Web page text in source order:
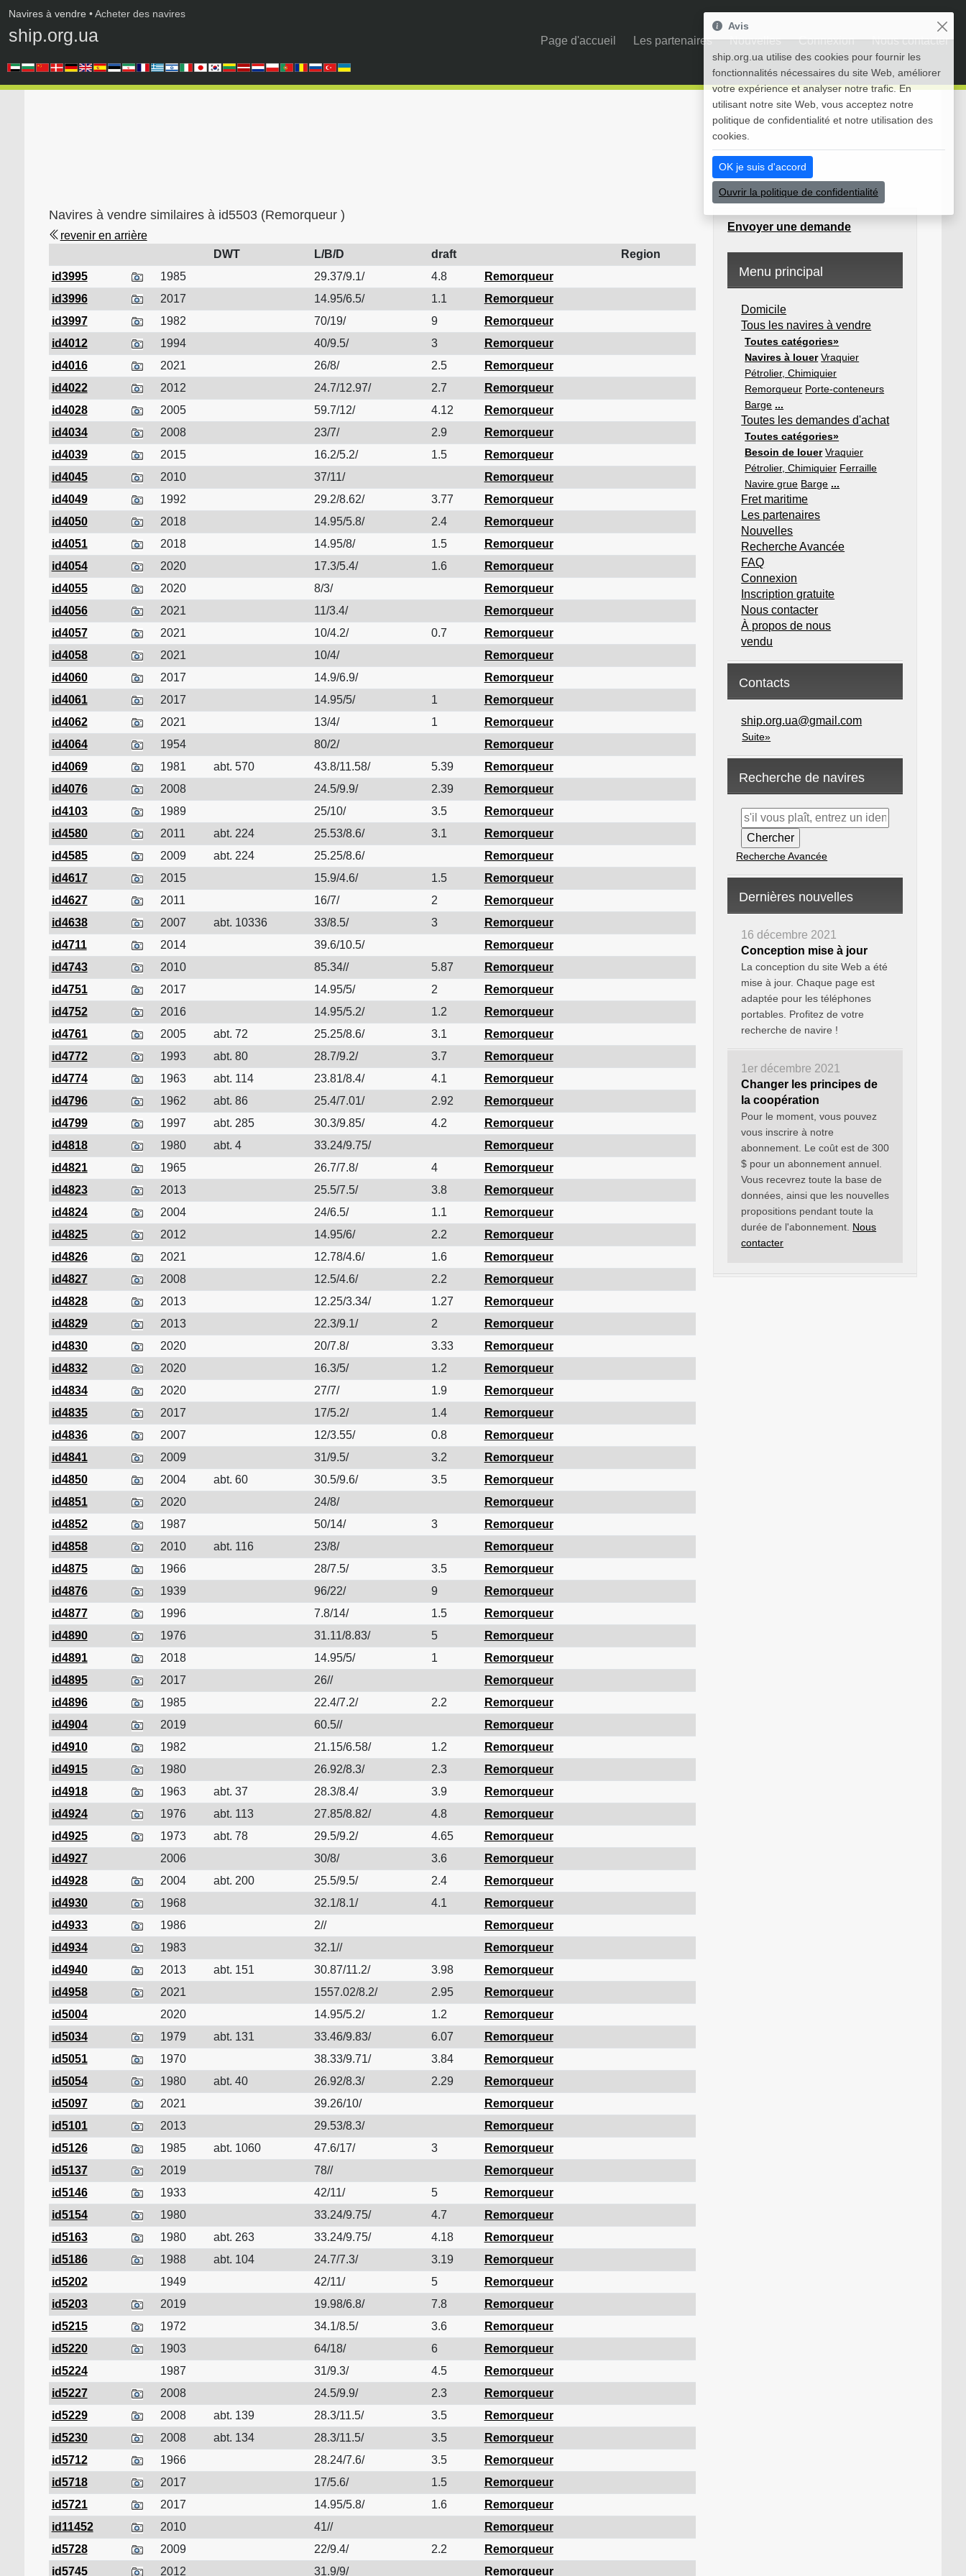
Navires à vendre • Acheter des navires
ship.org.ua Page d'accueil Les partenaires Nouvelles Connexion Nous contacter
Navires à vendre similaires à id5503 (Remorqueur )
revenir en arrière
DWT
L/B/D draft
Region
id3995
1985 29.37/9.1/ 4.8
Remorqueur
id3996
2017 14.95/6.5/ 1.1
Remorqueur
id3997
1982 70/19/ 9
Remorqueur
id4012
1994 40/9.5/ 3
Remorqueur
id4016
2021 26/8/ 2.5
Remorqueur
id4022
2012 24.7/12.97/ 2.7
Remorqueur
id4028
2005 59.7/12/ 4.12
Remorqueur
id4034
2008 23/7/ 2.9
Remorqueur
id4039
2015 16.2/5.2/ 1.5
Remorqueur
id4045
2010 37/11/
Remorqueur
id4049
1992 29.2/8.62/ 3.77
Remorqueur
id4050
2018 14.95/5.8/ 2.4
Remorqueur
id4051
2018 14.95/8/ 1.5
Remorqueur
id4054
2020 17.3/5.4/ 1.6
Remorqueur
id4055
2020 8/3/
Remorqueur
id4056
2021 11/3.4/
Remorqueur
id4057
2021 10/4.2/ 0.7
Remorqueur
id4058
2021 10/4/
Remorqueur
id4060
2017 14.9/6.9/
Remorqueur
id4061
2017 14.95/5/ 1
Remorqueur
id4062
2021 13/4/ 1
Remorqueur
id4064
1954 80/2/
Remorqueur
id4069
1981 abt. 570 43.8/11.58/ 5.39
Remorqueur
id4076
2008 24.5/9.9/ 2.39
Remorqueur
id4103
1989 25/10/ 3.5
Remorqueur
id4580
2011 abt. 224 25.53/8.6/ 3.1
Remorqueur
id4585
2009 abt. 224 25.25/8.6/
Remorqueur
id4617
2015 15.9/4.6/ 1.5
Remorqueur
id4627
2011 16/7/ 2
Remorqueur
id4638
2007 abt. 10336 33/8.5/ 3
Remorqueur
id4711
2014 39.6/10.5/
Remorqueur
id4743
2010 85.34// 5.87
Remorqueur
id4751
2017 14.95/5/ 2
Remorqueur
id4752
2016 14.95/5.2/ 1.2
Remorqueur
id4761
2005 abt. 72 25.25/8.6/ 3.1
Remorqueur
id4772
1993 abt. 80 28.7/9.2/ 3.7
Remorqueur
id4774
1963 abt. 114 23.81/8.4/ 4.1
Remorqueur
id4796
1962 abt. 86 25.4/7.01/ 2.92
Remorqueur
id4799
1997 abt. 285 30.3/9.85/ 4.2
Remorqueur
id4818
1980 abt. 4 33.24/9.75/
Remorqueur
id4821
1965 26.7/7.8/ 4
Remorqueur
id4823
2013 25.5/7.5/ 3.8
Remorqueur
id4824
2004 24/6.5/ 1.1
Remorqueur
id4825
2012 14.95/6/ 2.2
Remorqueur
id4826
2021 12.78/4.6/ 1.6
Remorqueur
id4827
2008 12.5/4.6/ 2.2
Remorqueur
id4828
2013 12.25/3.34/ 1.27
Remorqueur
id4829
2013 22.3/9.1/ 2
Remorqueur
id4830
2020 20/7.8/ 3.33
Remorqueur
id4832
2020 16.3/5/ 1.2
Remorqueur
id4834
2020 27/7/ 1.9
Remorqueur
id4835
2017 17/5.2/ 1.4
Remorqueur
id4836
2007 12/3.55/ 0.8
Remorqueur
id4841
2009 31/9.5/ 3.2
Remorqueur
id4850
2004 abt. 60 30.5/9.6/ 3.5
Remorqueur
id4851
2020 24/8/
Remorqueur
id4852
1987 50/14/ 3
Remorqueur
id4858
2010 abt. 116 23/8/
Remorqueur
id4875
1966 28/7.5/ 3.5
Remorqueur
id4876
1939 96/22/ 9
Remorqueur
id4877
1996 7.8/14/ 1.5
Remorqueur
id4890
1976 31.11/8.83/ 5
Remorqueur
id4891
2018 14.95/5/ 1
Remorqueur
id4895
2017 26//
Remorqueur
id4896
1985 22.4/7.2/ 2.2
Remorqueur
id4904
2019 60.5//
Remorqueur
id4910
1982 21.15/6.58/ 1.2
Remorqueur
id4915
1980 26.92/8.3/ 2.3
Remorqueur
id4918
1963 abt. 37 28.3/8.4/ 3.9
Remorqueur
id4924
1976 abt. 113 27.85/8.82/ 4.8
Remorqueur
id4925
1973 abt. 78 29.5/9.2/ 4.65
Remorqueur
id4927
2006 30/8/ 3.6
Remorqueur
id4928
2004 abt. 200 25.5/9.5/ 2.4
Remorqueur
id4930
1968 32.1/8.1/ 4.1
Remorqueur
id4933
1986 2//
Remorqueur
id4934
1983 32.1//
Remorqueur
id4940
2013 abt. 151 30.87/11.2/ 3.98
Remorqueur
id4958
2021 1557.02/8.2/ 2.95
Remorqueur
id5004
2020 14.95/5.2/ 1.2
Remorqueur
id5034
1979 abt. 131 33.46/9.83/ 6.07
Remorqueur
id5051
1970 38.33/9.71/ 3.84
Remorqueur
id5054
1980 abt. 40 26.92/8.3/ 2.29
Remorqueur
id5097
2021 39.26/10/
Remorqueur
id5101
2013 29.53/8.3/
Remorqueur
id5126
1985 abt. 1060 47.6/17/ 3
Remorqueur
id5137
2019 78//
Remorqueur
id5146
1933 42/11/ 5
Remorqueur
id5154
1980 33.24/9.75/ 4.7
Remorqueur
id5163
1980 abt. 263 33.24/9.75/ 4.18
Remorqueur
id5186
1988 abt. 104 24.7/7.3/ 3.19
Remorqueur
id5202
1949 42/11/ 5
Remorqueur
id5203
2019 19.98/6.8/ 7.8
Remorqueur
id5215
1972 34.1/8.5/ 3.6
Remorqueur
id5220
1903 64/18/ 6
Remorqueur
id5224
1987 31/9.3/ 4.5
Remorqueur
id5227
2008 24.5/9.9/ 2.3
Remorqueur
id5229
2008 abt. 139 28.3/11.5/ 3.5
Remorqueur
id5230
2008 abt. 134 28.3/11.5/ 3.5
Remorqueur
id5712
1966 28.24/7.6/ 3.5
Remorqueur
id5718
2017 17/5.6/ 1.5
Remorqueur
id5721
2017 14.95/5.8/ 1.6
Remorqueur
id11452
2010 41//
Remorqueur
id5728
2009 22/9.4/ 2.2
Remorqueur
id5745
2012 31.9/9/ Remorqueur
Envoyer une demande
Menu principal
Domicile
Tous les navires à vendre
Toutes catégories»
Navires à louer Vraquier
Pétrolier, Chimiquier
Remorqueur Porte-conteneurs
Barge ...
Toutes les demandes d'achat
Toutes catégories»
Besoin de louer Vraquier
Pétrolier, Chimiquier Ferraille
Navire grue Barge ...
Fret maritime
Les partenaires
Nouvelles
Recherche Avancée
FAQ
Connexion
Inscription gratuite
Nous contacter
À propos de nous
vendu
Contacts
ship.org.ua@gmail.com
Suite»
Recherche de navires
Recherche Avancée
Dernières nouvelles
16 décembre 2021
Conception mise à jour
La conception du site Web a été
mise à jour. Chaque page est
adaptée pour les téléphones
portables. Profitez de votre
recherche de navire !
1er décembre 2021
Changer les principes de
la coopération
Pour le moment, vous pouvez
vous inscrire à notre
abonnement. Le coût est de 300
$ pour un abonnement annuel.
Vous recevrez toute la base de
données, ainsi que les nouvelles
propositions pendant toute la
durée de l'abonnement. Nous
contacter
Avis
ship.org.ua utilise des cookies pour fournir les
fonctionnalités nécessaires du site Web, améliorer
votre expérience et analyser notre trafic. En
utilisant notre site Web, vous acceptez notre
politique de confidentialité et notre utilisation des
cookies.
OK je suis d'accord
Ouvrir la politique de confidentialité